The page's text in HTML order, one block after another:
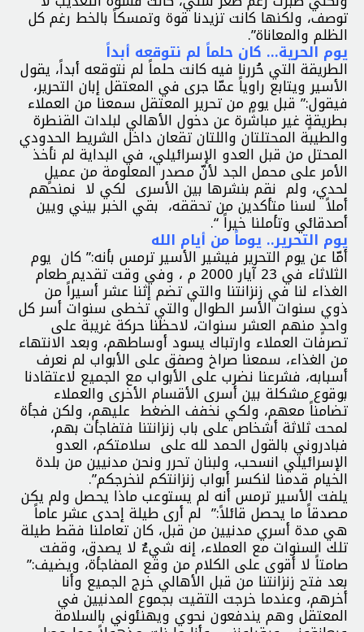
توصف، ولكنها كانت تزيدنا قوة وتمسكاً بالخط رغم كل
الظلم والمعاناة”.
يوم الحرية… كان حلماً لم نتوقعه أبداً
الطريقة التي حُررنا فيه كانت حلماً لم نتوقعه أبداً، يقول
الأسير ويتابع راوياً عمّا جرى في المعتقل إبان التحرير،
فيقول:” قبل يومٍ من تحرير المعتقل سمعنا من العملاء
بطريقةٍ غير مباشرة عن دخول الأهالي لبلدات القنطرة
والطيبة المحتلتان واللتان تقعان داخل الشريط الحدودي
المحتل من قبل العدو الإسرائيلي، في البداية لم نأخذ
الأمر على محمل الجد لأنّ مصدر المعلومة من عميلٍ
لحدي، ولم نقم بنشرها بين الأسرى لكي لا نمنحهم
أملاً لسنا متأكدين من تحققه، بقي الخبر بيني ويين
أصدقائي وتأملنا خيراً “.
يوم التحرير.. يوماً من أيام الله
أمّا عن يوم التحرير فيشير الأسير ترمس بأنه:” كان يوم
الثلاثاء في 23 آيار 2000 م ، وفي وقت تقديم طعام
الغذاء لنا في زنزانتنا والتي تضم إثنا عشر أسيراً من
ذوي سنوات الأسر الطوال والتي تخطى سنوات أسر كل
واحدٍ منهم العشر سنوات، لاحظنا حركة غريبة على
تصرفات العملاء وارتباك يسود أوساطهم، وبعد الانتهاء
من الغذاء، سمعنا صراخ وصفق على الأبواب لم نعرف
أسبابه، فشرعنا نضرب على الأبواب مع الجميع لاعتقادنا
بوقوع مشكلة بين أسرى الأقسام الأخرى والعملاء
تضامناً معهم، ولكي نخفف الضغط عليهم، ولكن فجأة
لمحت ثلاثة أشخاص على باب زنزانتنا فتفاجأت بهم،
فبادروني بالقول الحمد لله على سلامتكم، العدو
الإسرائيلي انسحب، ولبنان تحرر ونحن مدنيين من بلدة
الخيام قدمنا لنكسر أبواب زنزانتكم لنخرجكم”.
يلفت الأسير ترمس أنه لم يستوعب ماذا يحصل ولم يكن
مصدقاً ما يحصل قائلاً:” لم أرى طيلة إحدى عشر عاماً
هي مدة أسري مدنيين من قبل، كان تعاملنا فقط طيلة
تلك السنوات مع العملاء، إنه شيءٌ لا يصدق، وقفت
صامتاً لا أقوى على الكلام من وقع المفاجأة، ويضيف:”
بعد فتح زنزانتنا من قبل الأهالي خرج الجميع وأنا
أخرهم، وعندما خرجت التقيت بجموع المدنيين في
المعتقل وهم يندفعون نحوي ويهنئوني بالسلامة